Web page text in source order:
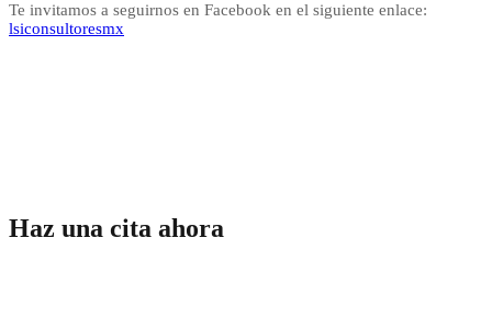
Te invitamos a seguirnos en Facebook en el siguiente enlace:
lsiconsultoresmx
Haz una cita ahora